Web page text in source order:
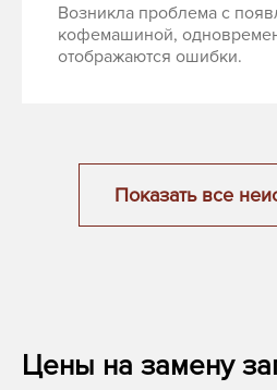
Возникла проблема с
кофемашиной,
отображаются ошибки.
Показать все
Цены на замену